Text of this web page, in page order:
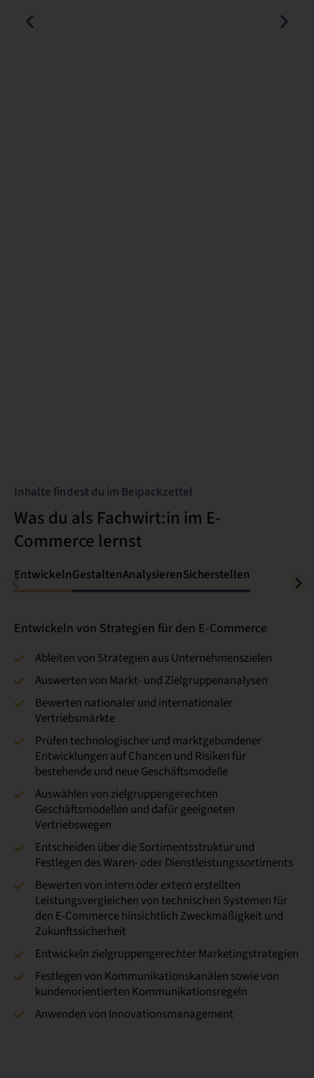
Inhalte findest du im Beipackzettel
Was du als Fachwirt:in im E-
Commerce lernst
EntwickelnGestaltenAnalysierenSicherstellen
Entwickeln von Strategien für den E-Commerce
Ableiten von Strategien aus Unternehmenszielen
Auswerten von Markt- und Zielgruppenanalysen
Bewerten nationaler und internationaler
Vertriebsmärkte
Prüfen technologischer und marktgebundener
Entwicklungen auf Chancen und Risiken für
bestehende und neue Geschäftsmodelle
Auswählen von zielgruppengerechten
Geschäftsmodellen und dafür geeigneten
Vertriebswegen
Entscheiden über die Sortimentsstruktur und
Festlegen des Waren- oder Dienstleistungssortiments
Bewerten von intern oder extern erstellten
Leistungsvergleichen von technischen Systemen für
den E-Commerce hinsichtlich Zweckmäßigkeit und
Zukunftssicherheit
Entwickeln zielgruppengerechter Marketingstrategien
Festlegen von Kommunikationskanälen sowie von
kundenorientierten Kommunikationsregeln
Anwenden von Innovationsmanagement